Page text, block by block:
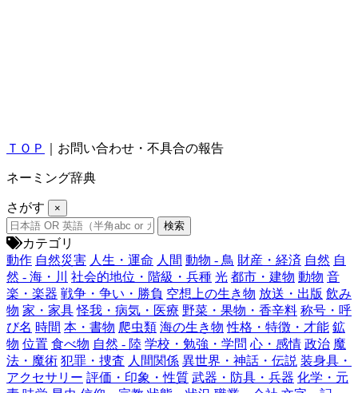
ＴＯＰ ｜お問い合わせ・不具合の報告
ネーミング辞典
さがす ×
カテゴリ
動作 自然災害 人生・運命 人間 動物 - 鳥 財産・経済 自然 自
然 - 海・川
社会的地位・階級・兵種 光 都市・建物 動物 音
楽・楽器 戦争・争い・勝負 空想上の生き物 放送・出版 飲み
物 家・家具 怪我・病気・医療 野菜・果物・香辛料 称号・呼
び名 時間 本・書物 爬虫類 海の生き物 性格・特徴・才能 鉱
物 位置 食べ物 自然 - 陸 学校・勉強・学問 心・感情 政治 魔
法・魔術 犯罪・捜査 人間関係 異世界・神話・伝説 装身具・
アクセサリー 評価・印象・性質 武器・防具・兵器 化学・元